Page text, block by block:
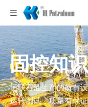
固控知识
恒联石油生产的所有
运转测试，质量有保